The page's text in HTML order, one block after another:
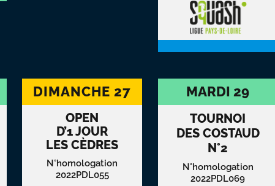
DIMANCHE 27
OPEN
D’1 JOUR
LES CÈDRES
N°homologation
2022PDL055
MARDI 29
TOURNOI
DES COSTAUD
N°2
N°homologation
2022PDL069